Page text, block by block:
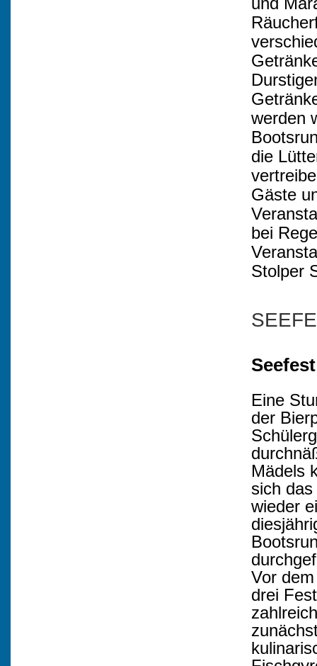
werden
die
Gäste
bei
Stolper
Eine
der
Mädels
sich
wieder
Vor
drei